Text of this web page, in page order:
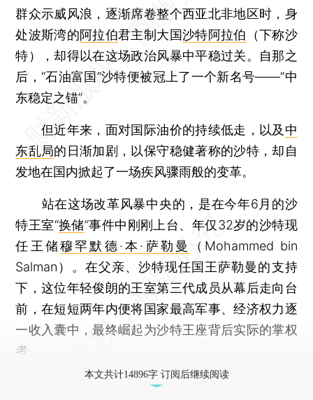
群众示威风浪，逐渐席卷整个西亚北非地区时，身
处波斯湾的阿拉伯君主制大国沙特阿拉伯 （下称沙
特），却得以在这场政治风暴中平稳过关。自那之
后，“石油富国”沙特便被冠上了一个新名号——“中
东稳定之锚”。
但近年来，面对国际油价的持续低走，以及 中
东乱局的日渐加剧，以保守稳健著称的沙特，却自
发地在国内掀起了一场疾风骤雨般的变革。
站在这场改革风暴中央的，是在今年6月的沙
特王室“换储”事件中刚刚上台、年仅32岁的沙特现
任王储穆罕默德·本·萨勒曼
（Mohammed bin
Salman）。在父亲、沙特现任国王萨勒曼的支持
下，这位年轻俊朗的王室第三代成员从幕后走向台
前，在短短两年内便将国家最高军事、经济权力逐
一收入囊中，最终崛起为沙特王座背后实际的掌权
者。
本文共计14896字 订阅后继续阅读